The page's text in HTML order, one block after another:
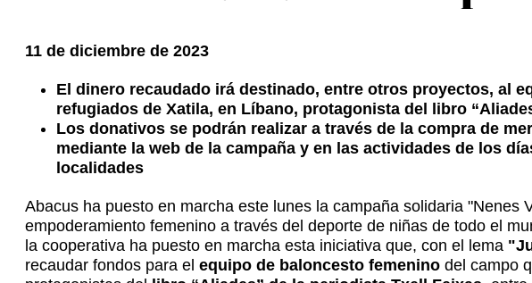
11 de diciembre de 2023
El dinero recaudado irá destinado, entre otros proyectos, al
refugiados de Xatila, en Líbano, protagonista del libro
Los donativos se podrán realizar a través de la compra de
mediante la web de la campaña y en las actividades de los
localidades
Abacus ha puesto en marcha este lunes la campaña solidaria "Nenes
empoderamiento femenino a través del deporte de niñas de todo el
la cooperativa ha puesto en marcha esta iniciativa que, con el lema
recaudar fondos para el equipo de baloncesto femenino del campo